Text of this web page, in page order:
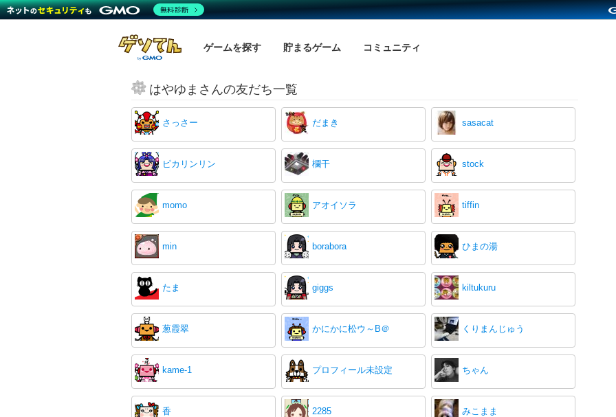
ゲームを探す 貯まるゲーム コミュニティ
はやゆまさんの友だち一覧
さっさー だまき sasacat
ピカリンリン 欄干 stock
momo アオイソラ tiffin
min borabora ひまの湯
たま giggs kiltukuru
葱霞翠 かにかに松ウ～B＠ くりまんじゅう
kame-1 プロフィール未設定 ちゃん
香 2285 みこまま
無料診断